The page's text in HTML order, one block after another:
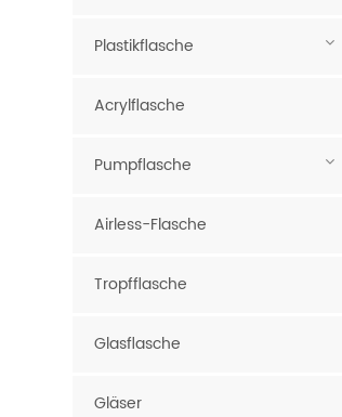
Plastikflasche
Acrylflasche
Pumpflasche
Airless-Flasche
Tropfflasche
Glasflasche
Gläser